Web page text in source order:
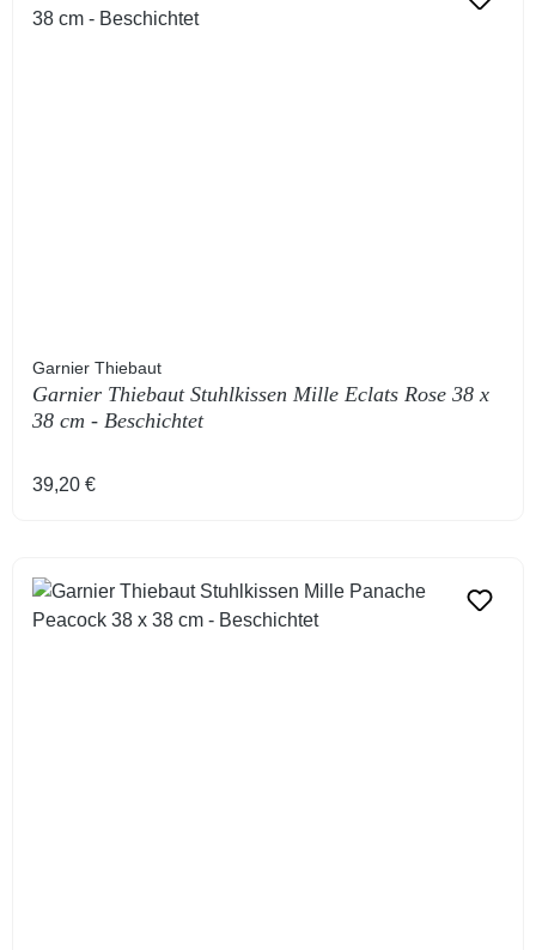
Garnier Thiebaut
Garnier Thiebaut Stuhlkissen Mille Eclats Rose 38 x
38 cm - Beschichtet
Regulärer Preis:
39,20 €